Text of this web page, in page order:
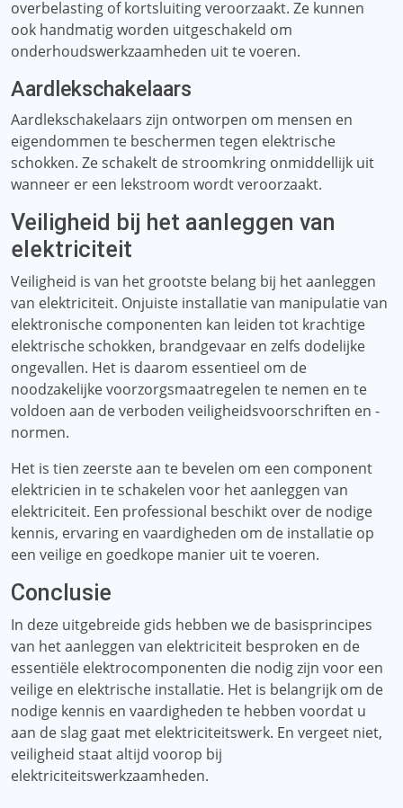
overbelasting of kortsluiting veroorzaakt. Ze kunnen
ook handmatig worden uitgeschakeld om
onderhoudswerkzaamheden uit te voeren.
Aardlekschakelaars
Aardlekschakelaars zijn ontworpen om mensen en
eigendommen te beschermen tegen elektrische
schokken. Ze schakelt de stroomkring onmiddellijk uit
wanneer er een lekstroom wordt veroorzaakt.
Veiligheid bij het aanleggen van
elektriciteit
Veiligheid is van het grootste belang bij het aanleggen
van elektriciteit. Onjuiste installatie van manipulatie van
elektronische componenten kan leiden tot krachtige
elektrische schokken, brandgevaar en zelfs dodelijke
ongevallen. Het is daarom essentieel om de
noodzakelijke voorzorgsmaatregelen te nemen en te
voldoen aan de verboden veiligheidsvoorschriften en -
normen.
Het is tien zeerste aan te bevelen om een ​​component
elektricien in te schakelen voor het aanleggen van
elektriciteit. Een professional beschikt over de nodige
kennis, ervaring en vaardigheden om de installatie op
een veilige en goedkope manier uit te voeren.
Conclusie
In deze uitgebreide gids hebben we de basisprincipes
van het aanleggen van elektriciteit besproken en de
essentiële elektrocomponenten die nodig zijn voor een
veilige en elektrische installatie. Het is belangrijk om de
nodige kennis en vaardigheden te hebben voordat u
aan de slag gaat met elektriciteitswerk. En vergeet niet,
veiligheid staat altijd voorop bij
elektriciteitswerkzaamheden.